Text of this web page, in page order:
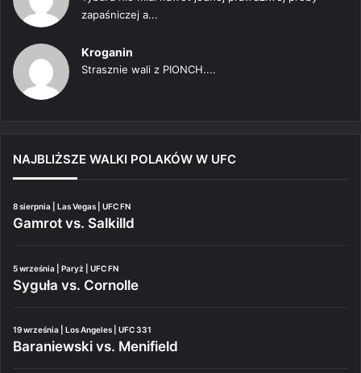
zapaśniczej a...
Kroganin
Strasznie wali z PIONCH....
NAJBLIŻSZE WALKI POLAKÓW W UFC
8 sierpnia | Las Vegas | UFC FN
Gamrot vs. Salkilld
5 września | Paryż | UFC FN
Syguła vs. Cornolle
19 września | Los Angeles | UFC 331
Baraniewski vs. Menifield